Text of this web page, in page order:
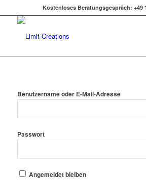
Kostenloses Beratungsgespräch: +49
Benutzername oder E-Mail-Adresse
Passwort
Angemeldet bleiben